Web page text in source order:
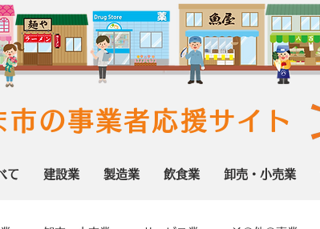
市の事業者応援サイト
て 建設業 製造業 飲食業 卸売・小売業